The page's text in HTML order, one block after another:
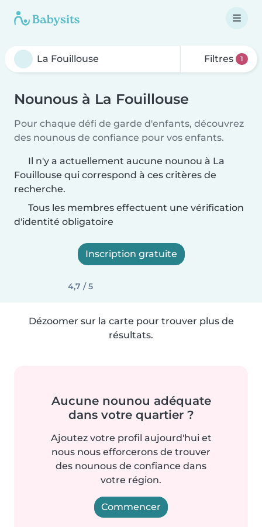
Filtres 1
Nounous à La Fouillouse
Pour chaque défi de garde d'enfants, découvrez
des nounous de confiance pour vos enfants.
Il n'y a actuellement aucune nounou à La
Fouillouse qui correspond à ces critères de
recherche.
Tous les membres effectuent une vérification
d'identité obligatoire
Inscription gratuite
4,7 / 5
Dézoomer sur la carte pour trouver plus de
résultats.
Aucune nounou adéquate
dans votre quartier ?
Ajoutez votre profil aujourd'hui et
nous nous efforcerons de trouver
des nounous de confiance dans
votre région.
Commencer